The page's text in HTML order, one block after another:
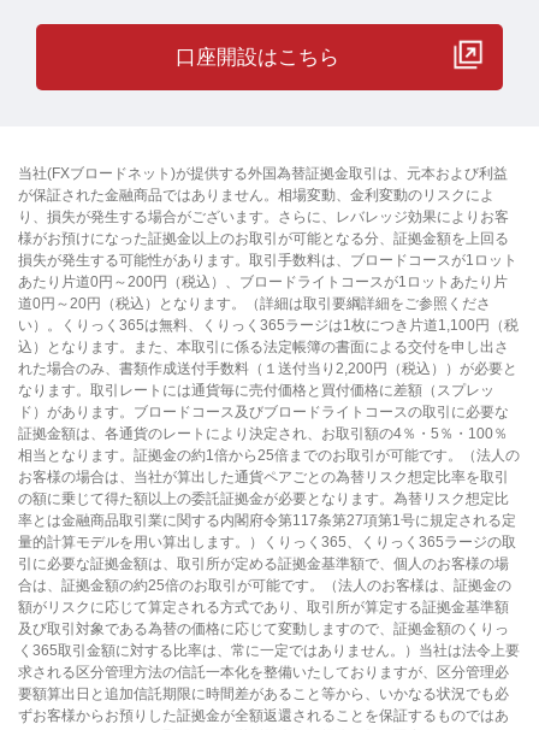
口座開設はこちら
当社(FXブロードネット)が提供する外国為替証拠金取引は、元本および利益
が保証された金融商品ではありません。相場変動、金利変動のリスクによ
り、損失が発生する場合がございます。さらに、レバレッジ効果によりお客
様がお預けになった証拠金以上のお取引が可能となる分、証拠金額を上回る
損失が発生する可能性があります。取引手数料は、ブロードコースが1ロット
あたり片道0円～200円（税込）、ブロードライトコースが1ロットあたり片
道0円～20円（税込）となります。（詳細は取引要綱詳細をご参照くださ
い）。くりっく365は無料、くりっく365ラージは1枚につき片道1,100円（税
込）となります。また、本取引に係る法定帳簿の書面による交付を申し出さ
れた場合のみ、書類作成送付手数料（１送付当り2,200円（税込））が必要と
なります。取引レートには通貨毎に売付価格と買付価格に差額（スプレッ
ド）があります。ブロードコース及びブロードライトコースの取引に必要な
証拠金額は、各通貨のレートにより決定され、お取引額の4％・5％・100％
相当となります。証拠金の約1倍から25倍までのお取引が可能です。（法人の
お客様の場合は、当社が算出した通貨ペアごとの為替リスク想定比率を取引
の額に乗じて得た額以上の委託証拠金が必要となります。為替リスク想定比
率とは金融商品取引業に関する内閣府令第117条第27項第1号に規定される定
量的計算モデルを用い算出します。）くりっく365、くりっく365ラージの取
引に必要な証拠金額は、取引所が定める証拠金基準額で、個人のお客様の場
合は、証拠金額の約25倍のお取引が可能です。（法人のお客様は、証拠金の
額がリスクに応じて算定される方式であり、取引所が算定する証拠金基準額
及び取引対象である為替の価格に応じて変動しますので、証拠金額のくりっ
く365取引金額に対する比率は、常に一定ではありません。）当社は法令上要
求される区分管理方法の信託一本化を整備いたしておりますが、区分管理必
要額算出日と追加信託期限に時間差があること等から、いかなる状況でも必
ずお客様からお預りした証拠金が全額返還されることを保証するものではあ